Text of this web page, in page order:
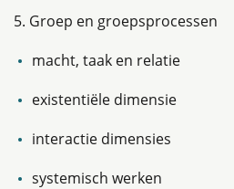
5. Groep en groepsprocessen
macht, taak en relatie
existentiële dimensie
interactie dimensies
systemisch werken